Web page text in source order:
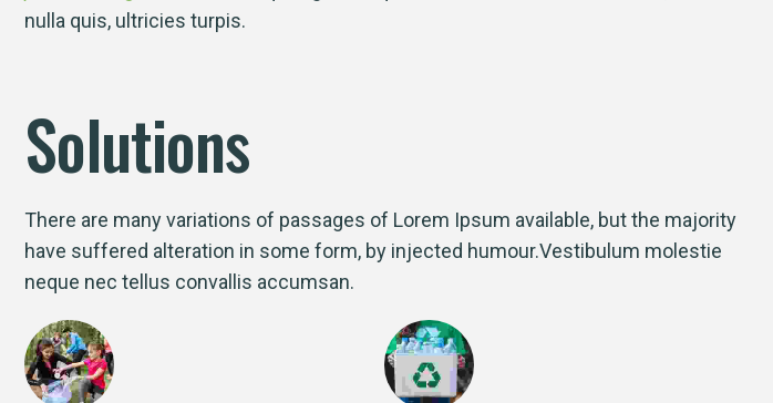
nulla quis, ultricies turpis.
Solutions
There are many variations of passages of Lorem Ipsum available, but the majority
have suffered alteration in some form, by injected humour.Vestibulum molestie
neque nec tellus convallis accumsan.